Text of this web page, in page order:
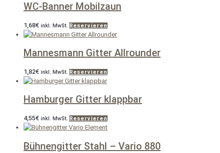
WC-Banner Mobilzaun
1,68€ inkl. MwSt. Reservieren
Mannesmann Gitter Allrounder
1,82€ inkl. MwSt. Reservieren
Hamburger Gitter klappbar
4,55€ inkl. MwSt. Reservieren
Bühnengitter Stahl – Vario 880